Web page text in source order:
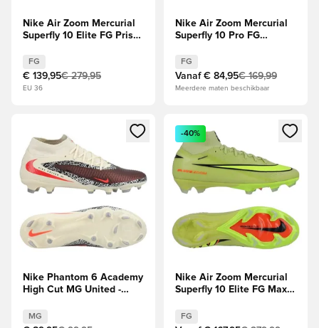
Nike Air Zoom Mercurial
Superfly 10 Elite FG Prism
FG
€ 139,95€ 279,95
EU 36
Nike Air Zoom Mercurial
Superfly 10 Pro FG
FG
Vanaf € 84,95€ 169,99
Meerdere maten beschikbaar
Opent een venster om in te loggen of je aan te melden als
Nike Phantom 6 Academy
High Cut MG United -
Red/Grijs
MG
Opent een venster om in te
-40%
Nike Air Zoom Mercurial
Superfly 10 Elite FG Max
Geel/Neon/Oranje
FG